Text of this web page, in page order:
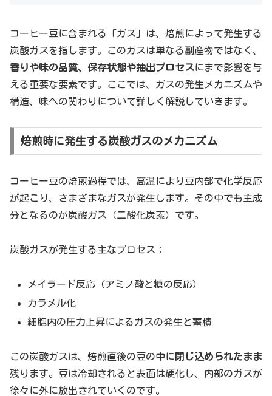
コーヒー豆に含まれる「ガス」は、焙煎によって発生する
炭酸ガスを指します。このガスは単なる副産物ではなく、
香りや味の品質、保存状態や抽出プロセスにまで影響を与
える重要な要素です。ここでは、ガスの発生メカニズムや
構造、味への関わりについて詳しく解説していきます。
焙煎時に発生する炭酸ガスのメカニズム
コーヒー豆の焙煎過程では、高温により豆内部で化学反応
が起こり、さまざまなガスが発生します。その中でも主成
分となるのが炭酸ガス（二酸化炭素）です。
炭酸ガスが発生する主なプロセス：
メイラード反応（アミノ酸と糖の反応）
カラメル化
細胞内の圧力上昇によるガスの発生と蓄積
この炭酸ガスは、焙煎直後の豆の中に閉じ込められたまま
残ります。豆は冷却されると表面は硬化し、内部のガスが
徐々に外に放出されていくのです。